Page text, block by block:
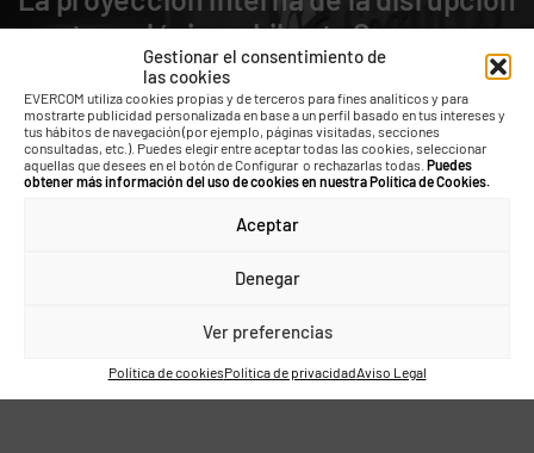
Gestionar el consentimiento de
las cookies
EVERCOM utiliza cookies propias y de terceros para fines analíticos y para
mostrarte publicidad personalizada en base a un perfil basado en tus intereses y
tus hábitos de navegación (por ejemplo, páginas visitadas, secciones
consultadas, etc.). Puedes elegir entre aceptar todas las cookies, seleccionar
aquellas que desees en el botón de Configurar o rechazarlas todas. Puedes
obtener más información del uso de cookies en nuestra Política de Cookies.
Aceptar
Denegar
Ver preferencias
Política de cookiesPolítica de privacidadAviso Legal
Plan de comunicación interna
corporativos x BP